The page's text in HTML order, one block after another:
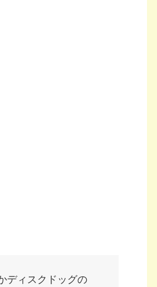
ディスクドッグの